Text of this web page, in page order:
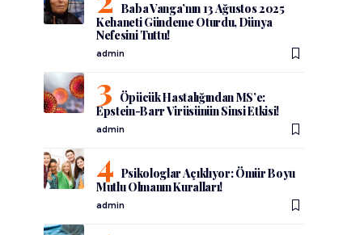
Baba Vanga’nın 13 Ağustos 2025
Kehaneti Gündeme Oturdu, Dünya
Nefesini Tuttu!
admin
Öpücük Hastalığından MS’e:
Epstein-Barr Virüsünün Sinsi Etkisi!
admin
Psikologlar Açıklıyor: Ömür Boyu
Mutlu Olmanın Kuralları!
admin